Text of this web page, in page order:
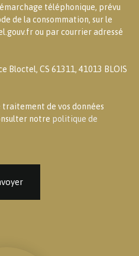
téléphonique, prévu
de la consommation, sur le
ou par courrier adressé
Bloctel, CS 61311, 41013 BLOIS
traitement de vos données
notre politique de